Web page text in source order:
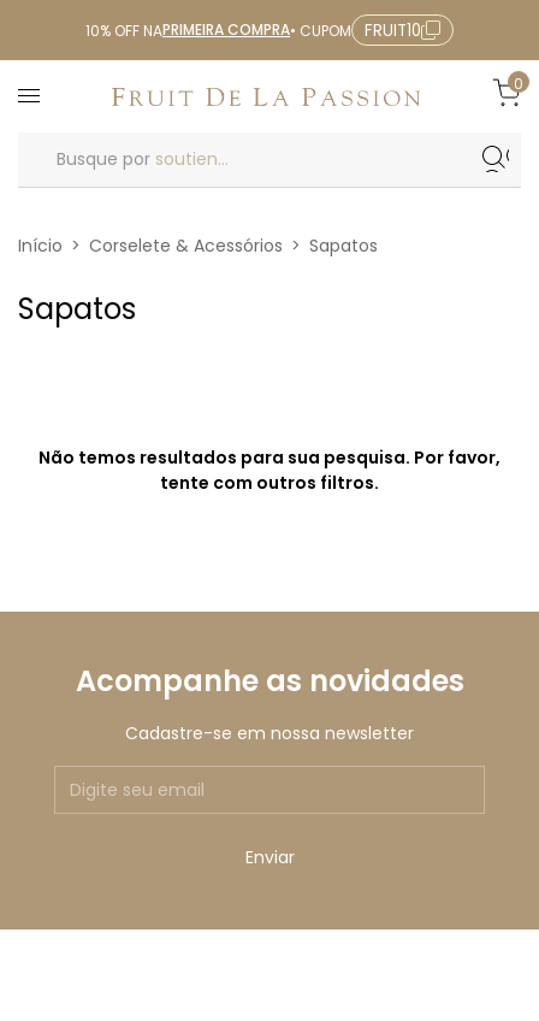
10% OFF NAPRIMEIRA COMPRA• CUPOM FRUIT10
0
Busque por soutien...
Início > Corselete & Acessórios > Sapatos
Sapatos
Não temos resultados para sua pesquisa. Por favor,
tente com outros filtros.
Acompanhe as novidades
Cadastre-se em nossa newsletter